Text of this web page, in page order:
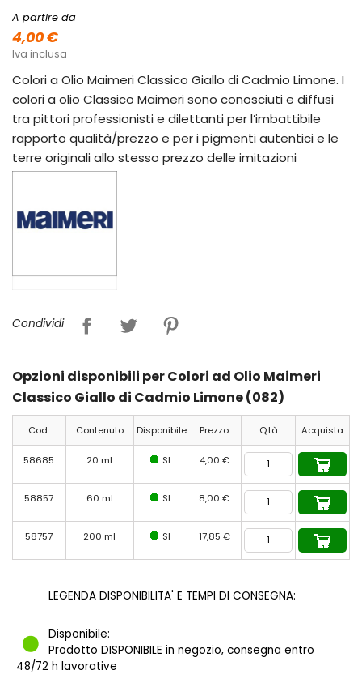
A partire da
4,00 €
Iva inclusa
Colori a Olio Maimeri Classico Giallo di Cadmio Limone. I
colori a olio Classico Maimeri sono conosciuti e diffusi
tra pittori professionisti e dilettanti per l’imbattibile
rapporto qualità/prezzo e per i pigmenti autentici e le
terre originali allo stesso prezzo delle imitazioni
Condividi
Opzioni disponibili per Colori ad Olio Maimeri
Classico Giallo di Cadmio Limone (082)
Cod. Contenuto Disponibile Prezzo Q.tà Acquista
58685 20 ml SI 4,00 €
58857 60 ml SI 8,00 €
58757 200 ml SI 17,85 €
LEGENDA DISPONIBILITA' E TEMPI DI CONSEGNA:
Disponibile:
Prodotto DISPONIBILE in negozio, consegna entro
48/72 h lavorative